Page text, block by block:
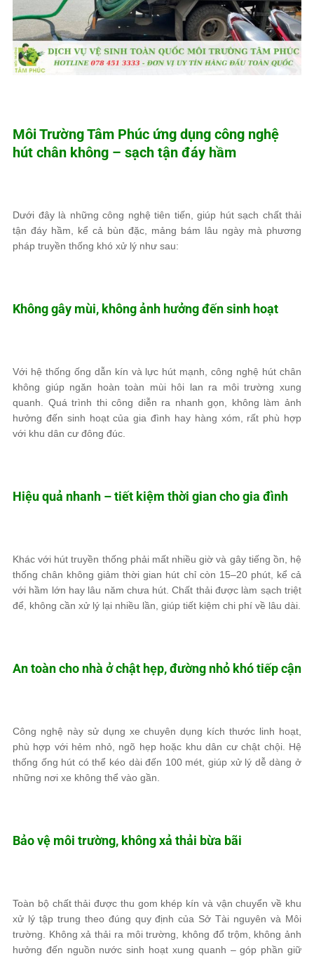
Môi Trường Tâm Phúc ứng dụng công nghệ
hút chân không – sạch tận đáy hầm
Dưới đây là những công nghệ tiên tiến, giúp hút sạch chất thải
tận đáy hầm, kể cả bùn đặc, mảng bám lâu ngày mà phương
pháp truyền thống khó xử lý như sau:
Không gây mùi, không ảnh hưởng đến sinh hoạt
Với hệ thống ống dẫn kín và lực hút mạnh, công nghệ hút chân
không giúp ngăn hoàn toàn mùi hôi lan ra môi trường xung
quanh. Quá trình thi công diễn ra nhanh gọn, không làm ảnh
hưởng đến sinh hoạt của gia đình hay hàng xóm, rất phù hợp
với khu dân cư đông đúc.
Hiệu quả nhanh – tiết kiệm thời gian cho gia đình
Khác với hút truyền thống phải mất nhiều giờ và gây tiếng ồn, hệ
thống chân không giảm thời gian hút chỉ còn 15–20 phút, kể cả
với hầm lớn hay lâu năm chưa hút. Chất thải được làm sạch triệt
để, không cần xử lý lại nhiều lần, giúp tiết kiệm chi phí về lâu dài.
An toàn cho nhà ở chật hẹp, đường nhỏ khó tiếp cận
Công nghệ này sử dụng xe chuyên dụng kích thước linh hoạt,
phù hợp với hẻm nhỏ, ngõ hẹp hoặc khu dân cư chật chội. Hệ
thống ống hút có thể kéo dài đến 100 mét, giúp xử lý dễ dàng ở
những nơi xe không thể vào gần.
Bảo vệ môi trường, không xả thải bừa bãi
Toàn bộ chất thải được thu gom khép kín và vận chuyển về khu
xử lý tập trung theo đúng quy định của Sở Tài nguyên và Môi
trường. Không xả thải ra môi trường, không đổ trộm, không ảnh
hưởng đến nguồn nước sinh hoạt xung quanh – góp phần giữ